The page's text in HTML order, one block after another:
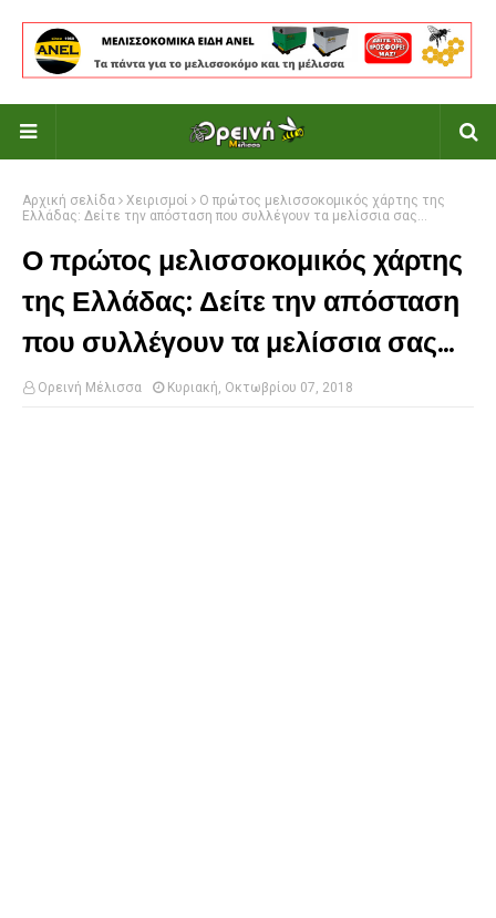
Αρχική σελίδα Χειρισμοί
Ο πρώτος μελισσοκομικός χάρτης της
Ελλάδας: Δείτε την απόσταση που συλλέγουν τα μελίσσια σας...
Ο πρώτος μελισσοκομικός χάρτης
της Ελλάδας: Δείτε την απόσταση
που συλλέγουν τα μελίσσια σας...
Ορεινή Μέλισσα Κυριακή, Οκτωβρίου 07, 2018